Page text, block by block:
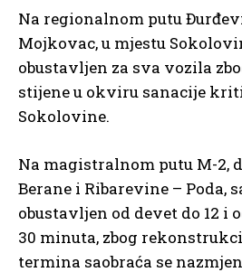
Na regionalnom putu
Mojkovac, u mjestu
obustavljen za sva vozila
stijene u okviru sanacije
Sokolovine.
Na magistralnom putu M-2,
Berane i Ribarevine – Poda,
obustavljen od devet do 12 i
30 minuta, zbog
termina saobraća se